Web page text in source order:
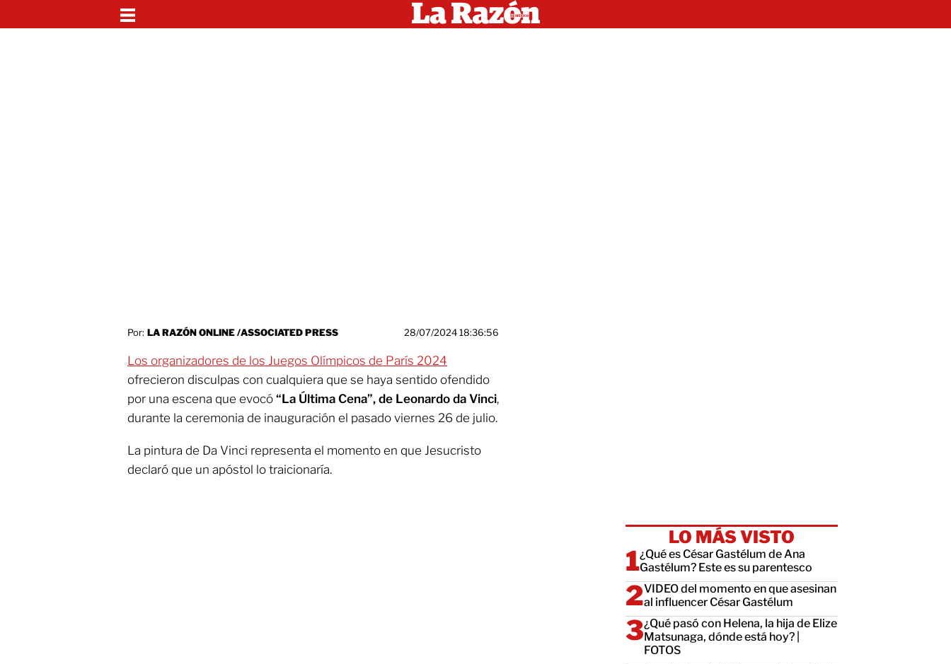
Por: LA RAZÓN ONLINE /ASSOCIATED PRESS 28/07/2024 18:36:56
Los organizadores de los Juegos Olímpicos de París 2024
ofrecieron disculpas con cualquiera que se haya sentido ofendido
por una escena que evocó “La Última Cena”, de Leonardo da Vinci,
durante la ceremonia de inauguración el pasado viernes 26 de julio.
La pintura de Da Vinci representa el momento en que Jesucristo
declaró que un apóstol lo traicionaría.
LO MÁS VISTO
¿Qué es César Gastélum de Ana
Gastélum? Este es su parentesco
VIDEO del momento en que asesinan
al influencer César Gastélum
¿Qué pasó con Helena, la hija de Elize
Matsunaga, dónde está hoy? |
FOTOS